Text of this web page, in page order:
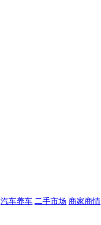
汽车养车 二手市场 商家商情